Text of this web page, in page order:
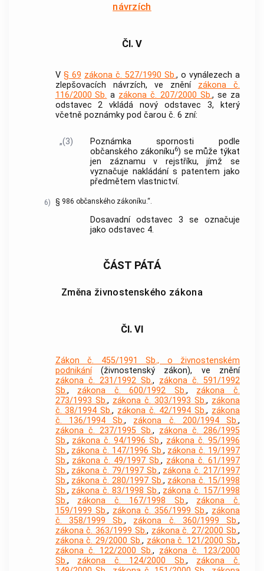
návrzích
Čl. V
V § 69 zákona č. 527/1990 Sb., o vynálezech a
zlepšovacích návrzích, ve znění zákona č.
116/2000 Sb. a zákona č. 207/2000 Sb., se za
odstavec 2 vkládá nový odstavec 3, který
včetně poznámky pod čarou č. 6 zní:
„(3)
Poznámka spornosti podle
občanského zákoníku6) se může týkat
jen záznamu v rejstříku, jímž se
vyznačuje nakládání s patentem jako
předmětem vlastnictví.
6) § 986 občanského zákoníku.“.
Dosavadní odstavec 3 se označuje
jako odstavec 4.
ČÁST PÁTÁ
Změna živnostenského zákona
Čl. VI
Zákon č. 455/1991 Sb., o živnostenském
podnikání(živnostenský zákon), ve znění
zákona č. 231/1992 Sb., zákona č. 591/1992
Sb., zákona č. 600/1992 Sb., zákona č.
273/1993 Sb., zákona č. 303/1993 Sb., zákona
č. 38/1994 Sb., zákona č. 42/1994 Sb., zákona
č. 136/1994 Sb., zákona č. 200/1994 Sb.,
zákona č. 237/1995 Sb., zákona č. 286/1995
Sb., zákona č. 94/1996 Sb., zákona č. 95/1996
Sb., zákona č. 147/1996 Sb., zákona č. 19/1997
Sb., zákona č. 49/1997 Sb., zákona č. 61/1997
Sb., zákona č. 79/1997 Sb., zákona č. 217/1997
Sb., zákona č. 280/1997 Sb., zákona č. 15/1998
Sb., zákona č. 83/1998 Sb., zákona č. 157/1998
Sb., zákona č. 167/1998 Sb., zákona č.
159/1999 Sb., zákona č. 356/1999 Sb., zákona
č. 358/1999 Sb., zákona č. 360/1999 Sb.,
zákona č. 363/1999 Sb., zákona č. 27/2000 Sb.,
zákona č. 29/2000 Sb., zákona č. 121/2000 Sb.,
zákona č. 122/2000 Sb., zákona č. 123/2000
Sb., zákona č. 124/2000 Sb., zákona č.